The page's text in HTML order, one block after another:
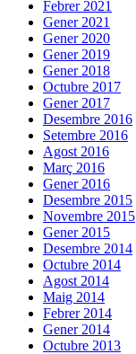
Febrer 2021
Gener 2021
Gener 2020
Gener 2019
Gener 2018
Octubre 2017
Gener 2017
Desembre 2016
Setembre 2016
Agost 2016
Març 2016
Gener 2016
Desembre 2015
Novembre 2015
Gener 2015
Desembre 2014
Octubre 2014
Agost 2014
Maig 2014
Febrer 2014
Gener 2014
Octubre 2013